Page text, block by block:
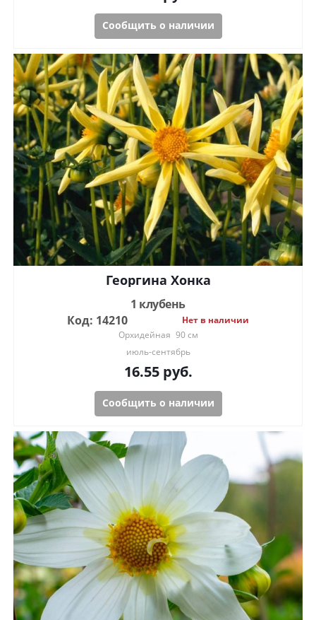
Сообщить о наличии
Георгина Хонка
1 клубень
Код: 14210
Нет в наличии
Орхидейная 90 см
июль-сентябрь
16.55руб.
Сообщить о наличии